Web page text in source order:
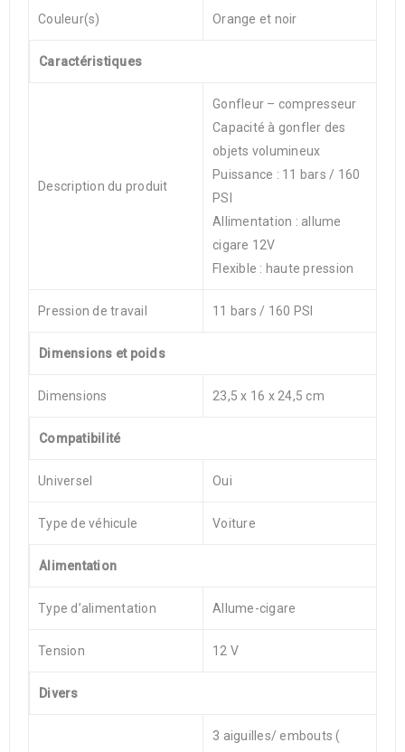
Couleur(s) Orange et noir
Caractéristiques
Description du produit
Gonfleur – compresseur
Capacité à gonfler des
objets volumineux
Puissance : 11 bars / 160
PSI
Allimentation : allume
cigare 12V
Flexible : haute pression
Pression de travail 11 bars / 160 PSI
Dimensions et poids
Dimensions 23,5 x 16 x 24,5 cm
Compatibilité
Universel Oui
Type de véhicule Voiture
Alimentation
Type d’alimentation Allume-cigare
Tension 12 V
Divers
3 aiguilles/ embouts (